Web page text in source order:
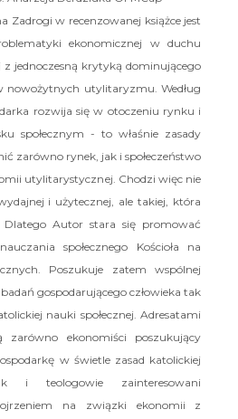
Zadrogi w recenzowanej książce jest
ekonomicznej w duchu
z jednoczesną krytyką dominującego
nowożytnych utylitaryzmu. Według
rozwija się w otoczeniu rynku i
społecznym - to właśnie zasady
zarówno rynek, jak i społeczeństwo
utylitarystycznej. Chodzi więc nie
i użytecznej, ale takiej, która
Dlatego Autor stara się promować
społecznego Kościoła na
Poszukuje zatem wspólnej
gospodarującego człowieka tak
nauki społecznej. Adresatami
zarówno ekonomiści poszukujący
w świetle zasad katolickiej
i teologowie zainteresowani
na związki ekonomii z